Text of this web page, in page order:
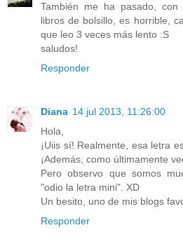
También me ha pasado,
libros de bolsillo, es horrible,
que leo 3 veces más lento :S
saludos!
Responder
Diana 14 jul 2013, 11:26:00
Hola,
¡Uiis sí! Realmente, esa letra
¡Además, como últimamente
Pero observo que somos
"odio la letra mini". XD
Un besito, uno de mis blogs
Responder